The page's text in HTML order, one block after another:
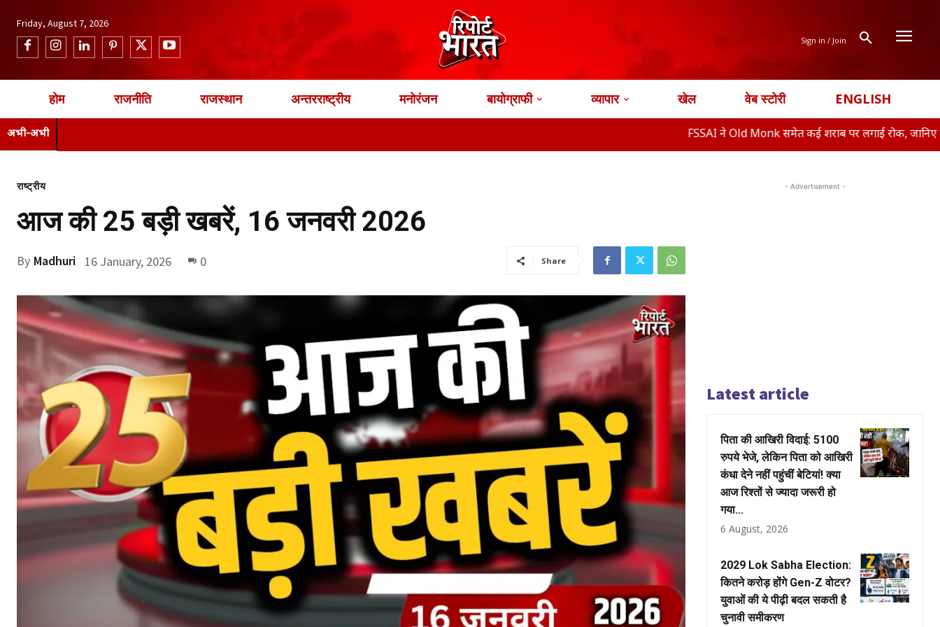
Friday, August 7, 2026
Sign in / Join
होम राजनीति राजस्थान अन्तरराष्ट्रीय मनोरंजन बायोग्राफी व्यापार खेल वेब स्टोरी ENGLISH
अभी-अभी FSSAI ने Old Monk समेत कई शराब पर लगाई रोक, जानिए क्या ह�
राष्ट्रीय
आज की 25 बड़ी खबरें, 16 जनवरी 2026
By Madhuri 16 January, 2026 0 Share
- Advertisement -
Latest article
पिता की आखिरी विदाई: 5100
रुपये भेजे, लेकिन पिता को आखिरी
कंधा देने नहीं पहुंचीं बेटियां! क्या
आज रिश्तों से ज्यादा जरूरी हो
गया...
6 August, 2026
2029 Lok Sabha Election:
कितने करोड़ होंगे Gen-Z वोटर?
युवाओं की ये पीढ़ी बदल सकती है
चुनावी समीकरण